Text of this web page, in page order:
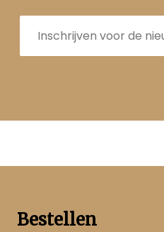
E-
mailadres
Bestellen